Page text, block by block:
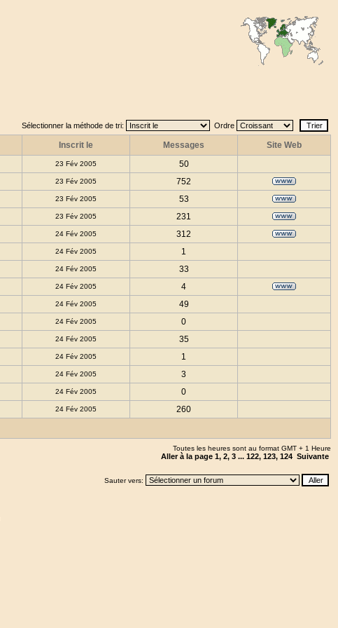
Sélectionner la méthode de tri: Ordre
Inscrit le Messages
Site Web
23 Fév 2005
50
23 Fév 2005
752
23 Fév 2005
53
23 Fév 2005
231
24 Fév 2005
312
24 Fév 2005
1
24 Fév 2005
33
24 Fév 2005
4
24 Fév 2005
49
24 Fév 2005
0
24 Fév 2005
35
24 Fév 2005
1
24 Fév 2005
3
24 Fév 2005
0
24 Fév 2005 260
Toutes les heures sont au format GMT + 1 Heure
Aller à la page 1, 2, 3 ... 122, 123, 124 Suivante
Sauter vers: